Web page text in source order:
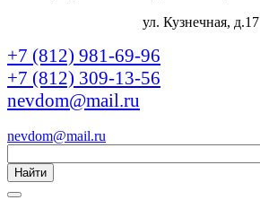
ул. Кузнечная, д.17
+7 (812) 981-69-96
+7 (812) 309-13-56
nevdom@mail.ru
nevdom@mail.ru
Найти